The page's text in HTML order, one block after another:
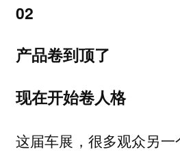
02
产品卷到顶了
现在开始卷人格
这届车展，很多观众另一